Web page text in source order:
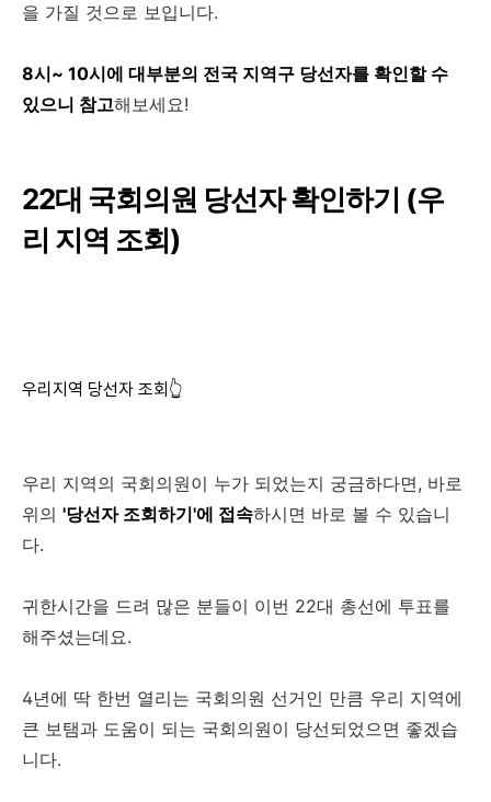
을 가질 것으로 보입니다.
8시~ 10시에 대부분의 전국 지역구 당선자를 확인할 수
있으니 참고해보세요!
22대 국회의원 당선자 확인하기 (우
리 지역 조회)
우리지역 당선자 조회👆
우리 지역의 국회의원이 누가 되었는지 궁금하다면, 바로
위의 '당선자 조회하기'에 접속하시면 바로 볼 수 있습니
다.
귀한시간을 드려 많은 분들이 이번 22대 총선에 투표를
해주셨는데요.
4년에 딱 한번 열리는 국회의원 선거인 만큼 우리 지역에
큰 보탬과 도움이 되는 국회의원이 당선되었으면 좋겠습
니다.